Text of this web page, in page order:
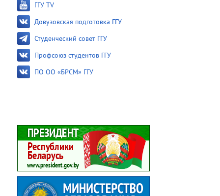
ГГУ TV
Довузовская подготовка ГГУ
Студенческий совет ГГУ
Профсоюз студентов ГГУ
ПО ОО «БРСМ» ГГУ